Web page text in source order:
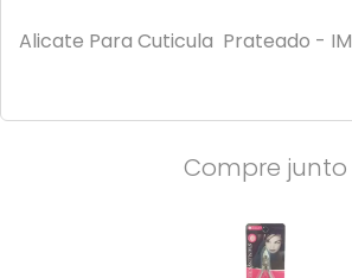
Alicate Para Cuticula Prateado - IM
Compre junto